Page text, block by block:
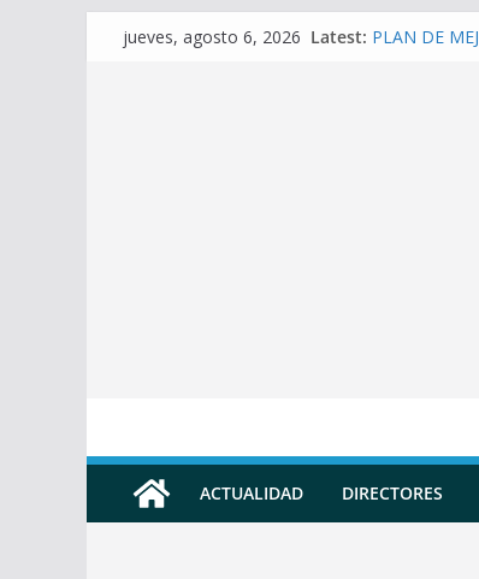
jueves, agosto 6, 2026 Latest: PLAN DE
ACTUALIDAD DIRECTORES